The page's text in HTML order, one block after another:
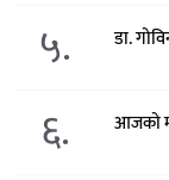
५. डा.
६. आजको